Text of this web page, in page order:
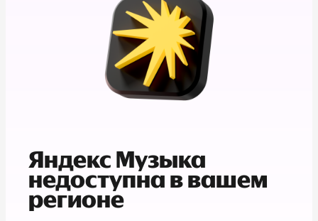
Яндекс Музыка
недоступна в вашем
регионе